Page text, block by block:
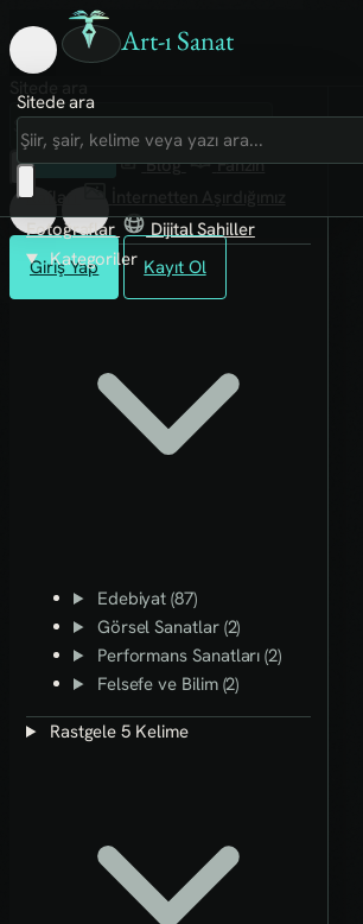
Art-ı Sanat
Giriş Yap Kayıt Ol
Sitede ara
Art-ı Sosyal
İmece
Kütüphane
Blog
Fanzin
Rafları
Fotoğraflar
Dijital Sahiller
Kategoriler
Edebiyat (87)
Görsel Sanatlar (2)
Performans Sanatları (2)
Felsefe ve Bilim (2)
Rastgele 5 Kelime